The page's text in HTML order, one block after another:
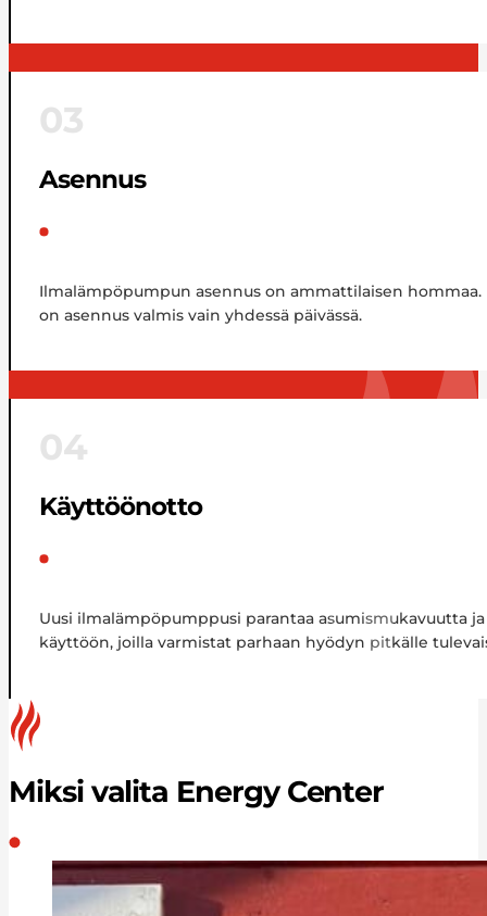
03
Asennus
Ilmalämpöpumpun asennus on ammattilaisen
on asennus valmis vain yhdessä päivässä.
04
Käyttöönotto
Uusi ilmalämpöpumppusi parantaa asumismukavuutta
käyttöön, joilla varmistat parhaan hyödyn pitkälle
Miksi valita Energy Center